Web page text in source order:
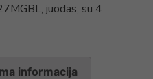
juodas, su 4
informacija